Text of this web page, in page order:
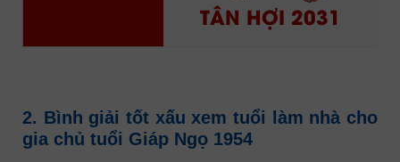
TÂN HỢI 2031
2. Bình giải tốt xấu xem tuổi làm nhà cho
gia chủ tuổi Giáp Ngọ 1954